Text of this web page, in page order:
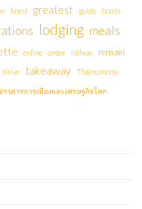
finest greatest guide hotels
lodging meals
online order railway remain
strive takeaway Thai economy
าวสารการเมืองและเศรษฐกิจโลก